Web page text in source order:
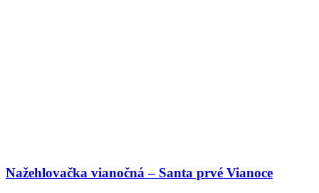
Nažehlovačka vianočná – Santa prvé Vianoce